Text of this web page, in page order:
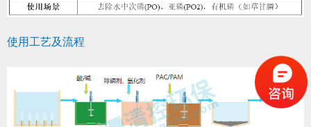
使用工艺及流程